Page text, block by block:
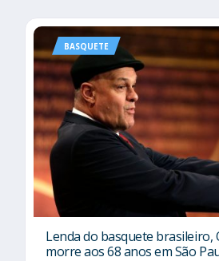
BASQUETE
Lenda do basquete brasileiro,
morre aos 68 anos em São